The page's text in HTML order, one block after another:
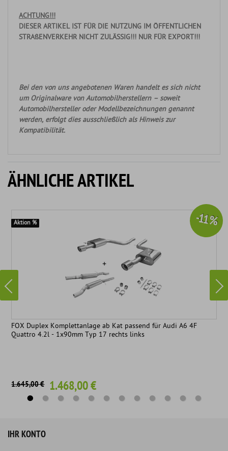
ACHTUNG!!!
DIESER ARTIKEL IST FÜR DIE NUTZUNG IM ÖFFENTLICHEN
STRAßENVERKEHR NICHT ZULÄSSIG!!! NUR FÜR EXPORT!!!
Bei den von uns angebotenen Waren handelt es sich nicht
um Originalware von Automobilherstellern – soweit
Automobilhersteller oder Modellbezeichnungen genannt
werden, erfolgt dies ausschließlich als Hinweis zur
Kompatibilität.
ÄHNLICHE ARTIKEL
FOX Duplex Komplettanlage ab Kat passend für Audi A6 4F
Quattro 4.2l - 1x90mm Typ 17 rechts links
1.645,00 € 1.468,00 €
-11 %
Aktion %
IHR KONTO